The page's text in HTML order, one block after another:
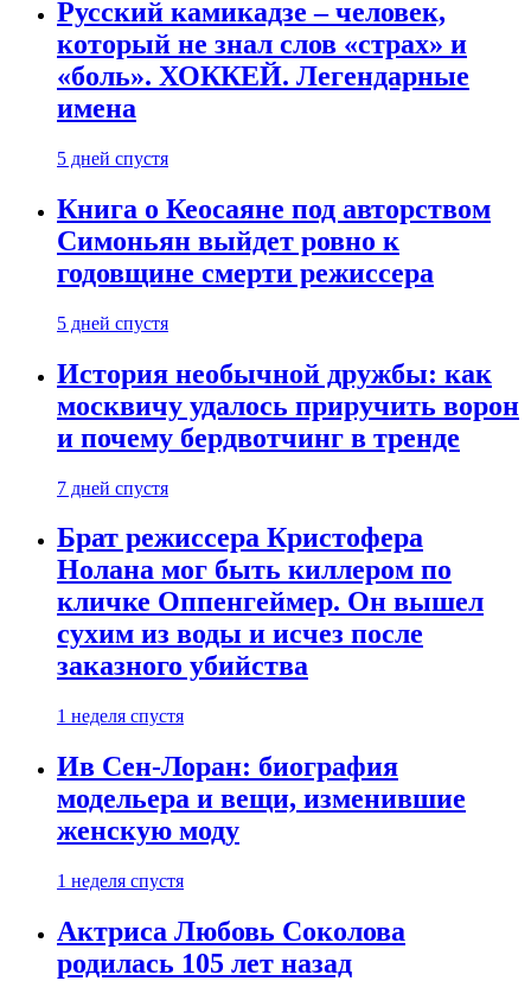
Русский камикадзе – человек,
который не знал слов «страх» и
«боль». ХОККЕЙ. Легендарные
имена
5 дней спустя
Книга о Кеосаяне под авторством
Симоньян выйдет ровно к
годовщине смерти режиссера
5 дней спустя
История необычной дружбы: как
москвичу удалось приручить ворон
и почему бердвотчинг в тренде
7 дней спустя
Брат режиссера Кристофера
Нолана мог быть киллером по
кличке Оппенгеймер. Он вышел
сухим из воды и исчез после
заказного убийства
1 неделя спустя
Ив Сен-Лоран: биография
модельера и вещи, изменившие
женскую моду
1 неделя спустя
Актриса Любовь Соколова
родилась 105 лет назад